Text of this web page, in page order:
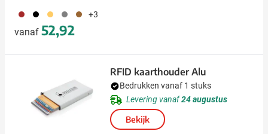
011 001 136 202 026 +3
vanaf 52,92
RFID kaarthouder Alu
Bedrukken vanaf 1 stuks
Levering vanaf24 augustus
Bekijk